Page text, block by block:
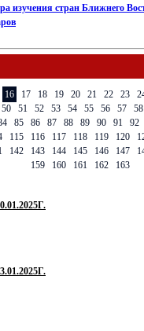
изучения стран Ближнего
16 17 18 19 20 21 22 23
50 51 52 53 54 55 56 57 58
85 86 87 88 89 90 91 92
115 116 117 118 119 120
142 143 144 145 146 147
159
160 161 162
163